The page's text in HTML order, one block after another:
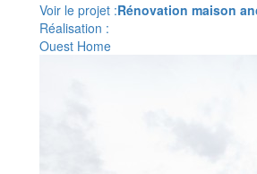
Voir le projet :Rénovation maison
Réalisation :
Ouest Home